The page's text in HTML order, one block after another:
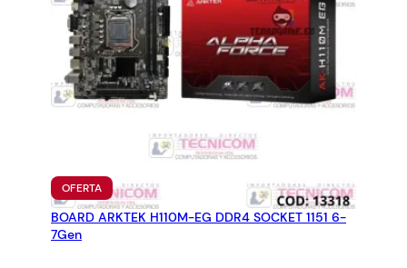
OFERTAPRODUCTO
EN
OFERTA
BOARD ARKTEK H110M-EG DDR4 SOCKET 1151 6-
7Gen